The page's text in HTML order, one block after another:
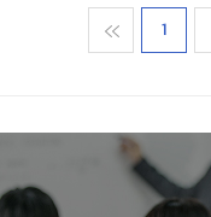
맨처음
1